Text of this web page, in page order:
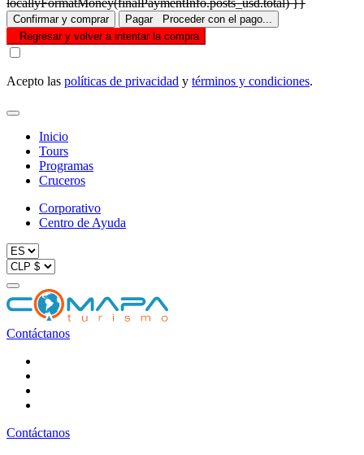
locallyFormatMoney(finalPaymentInfo.posts_usd.total) }}
Confirmar y comprar Pagar
Proceder con el pago...
Regresar y volver a intentar la compra
Acepto las políticas de privacidad y términos y condiciones.
Inicio
Tours
Programas
Cruceros
Corporativo
Centro de Ayuda
Contáctanos
Contáctanos